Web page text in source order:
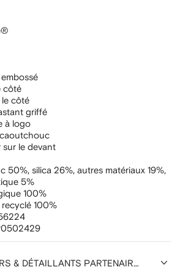
côté
le côté
griffé
à logo
sur le devant
50%, silica 26%, autres matériaux 19%,
5%
100%
100%
& DÉTAILLANTS PARTENAIRES